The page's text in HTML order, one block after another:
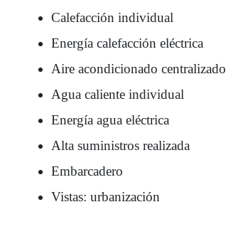
Calefacción individual
Energía calefacción eléctrica
Aire acondicionado centralizado
Agua caliente individual
Energía agua eléctrica
Alta suministros realizada
Embarcadero
Vistas: urbanización